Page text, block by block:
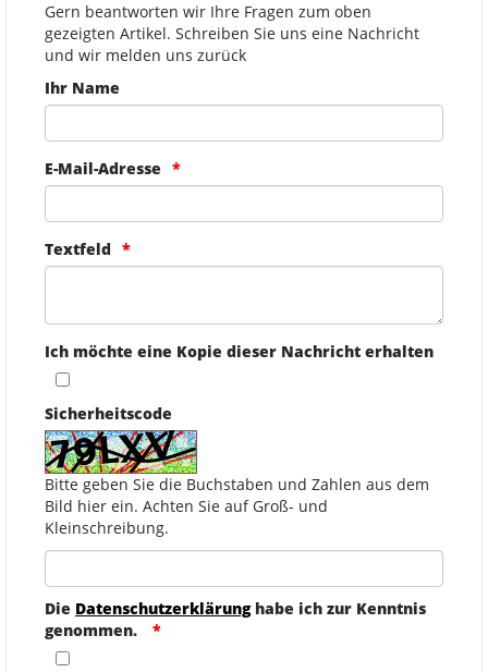
Gern beantworten wir Ihre Fragen zum oben
gezeigten Artikel. Schreiben Sie uns eine Nachricht
und wir melden uns zurück
Ihr Name
E-Mail-Adresse
Textfeld
Ich möchte eine Kopie dieser Nachricht erhalten
Sicherheitscode
Bitte geben Sie die Buchstaben und Zahlen aus dem
Bild hier ein. Achten Sie auf Groß- und
Kleinschreibung.
Die Datenschutzerklärunghabe ich zur Kenntnis
genommen.